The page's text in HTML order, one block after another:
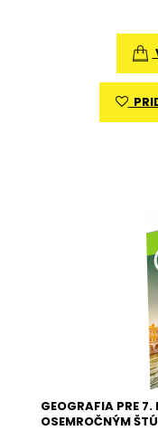
GEOGRAFIA PRE
OSEMROČNÝM